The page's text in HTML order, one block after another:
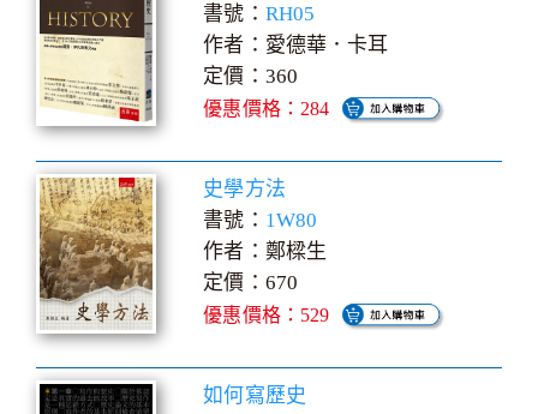
書號： RH05
作者：愛德華．卡耳
定價：360
優惠價格：284
史學方法
書號： 1W80
作者：鄭樑生
定價：670
優惠價格：529
如何寫歷史